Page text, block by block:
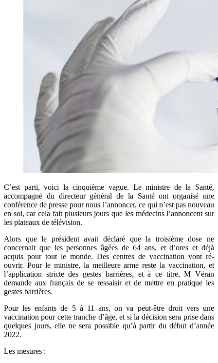
C’est parti, voici la cinquième vague. Le ministre de la Santé,
accompagné du directeur général de la Santé ont organisé une
conférence de presse pour nous l’annoncer, ce qui n’est pas nouveau
en soi, car cela fait plusieurs jours que les médecins l’annoncent sur
les plateaux de télévision.
Alors que le président avait déclaré que la troisième dose ne
concernait que les personnes âgées de 64 ans, et d’ores et déjà
acquis pour tout le monde. Des centres de vaccination vont ré-
ouvrir. Pour le ministre, la meilleure arme reste la vaccination, et
l’application stricte des gestes barrières, et à ce titre, M Véran
demande aux français de se ressaisir et de mettre en pratique les
gestes barrières.
Pour les enfants de 5 à 11 ans, on va peut-être droit vers une
vaccination pour cette tranche d’âge, et si la décision sera prise dans
quelques jours, elle ne sera possible qu’à partir du début d’année
2022.
Les mesures :